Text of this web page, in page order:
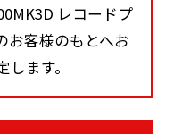
レコードプ
お客様のもとへお
ます。